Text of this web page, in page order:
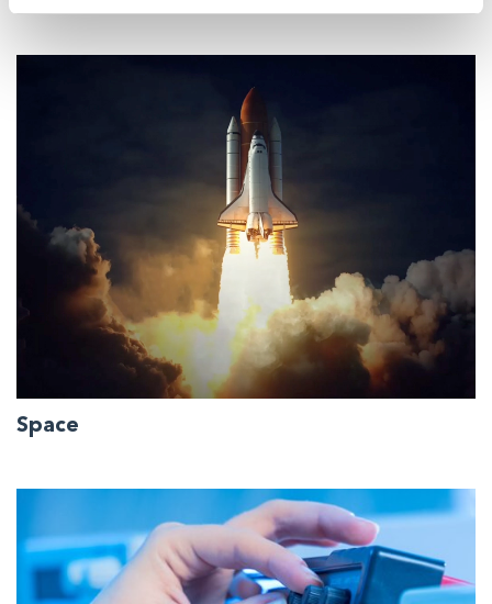
all'avanguardia che consentono ai network manager di
massimizzare le risorse di rete e di affrontare le sfide
Il vostro partner per
applicazioni spaziali complete.
Space